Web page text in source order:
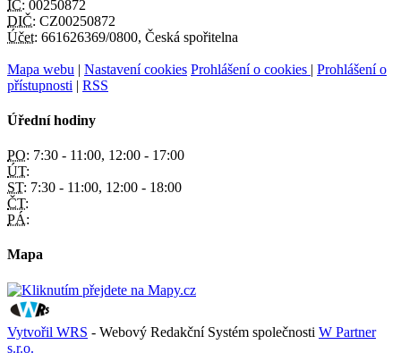
IČ: 00250872
DIČ: CZ00250872
Účet: 661626369/0800, Česká spořitelna
Mapa webu | Nastavení cookies Prohlášení o cookies | Prohlášení o
přístupnosti | RSS
Úřední hodiny
PO: 7:30 - 11:00, 12:00 - 17:00
ÚT:
ST: 7:30 - 11:00, 12:00 - 18:00
ČT:
PÁ:
Mapa
Vytvořil WRS - Webový Redakční Systém společnosti W Partner
s.r.o.